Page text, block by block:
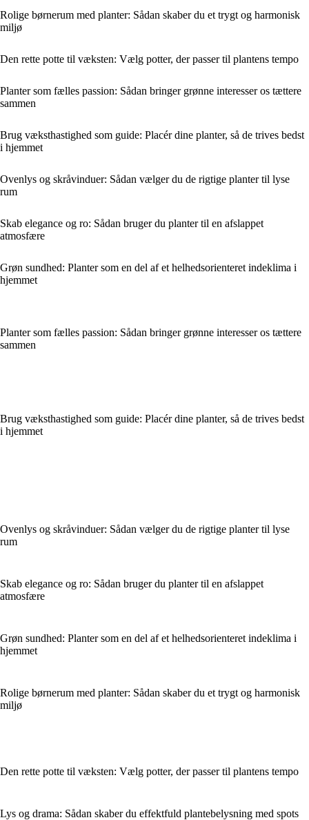
Rolige børnerum med planter: Sådan skaber du et trygt og harmonisk
miljø
Den rette potte til væksten: Vælg potter, der passer til plantens tempo
Planter som fælles passion: Sådan bringer grønne interesser os tættere
sammen
Brug væksthastighed som guide: Placér dine planter, så de trives bedst
i hjemmet
Ovenlys og skråvinduer: Sådan vælger du de rigtige planter til lyse
rum
Skab elegance og ro: Sådan bruger du planter til en afslappet
atmosfære
Grøn sundhed: Planter som en del af et helhedsorienteret indeklima i
hjemmet
Planter som fælles passion: Sådan bringer grønne interesser os tættere
sammen
Brug væksthastighed som guide: Placér dine planter, så de trives bedst
i hjemmet
Ovenlys og skråvinduer: Sådan vælger du de rigtige planter til lyse
rum
Skab elegance og ro: Sådan bruger du planter til en afslappet
atmosfære
Grøn sundhed: Planter som en del af et helhedsorienteret indeklima i
hjemmet
Rolige børnerum med planter: Sådan skaber du et trygt og harmonisk
miljø
Den rette potte til væksten: Vælg potter, der passer til plantens tempo
Lys og drama: Sådan skaber du effektfuld plantebelysning med spots